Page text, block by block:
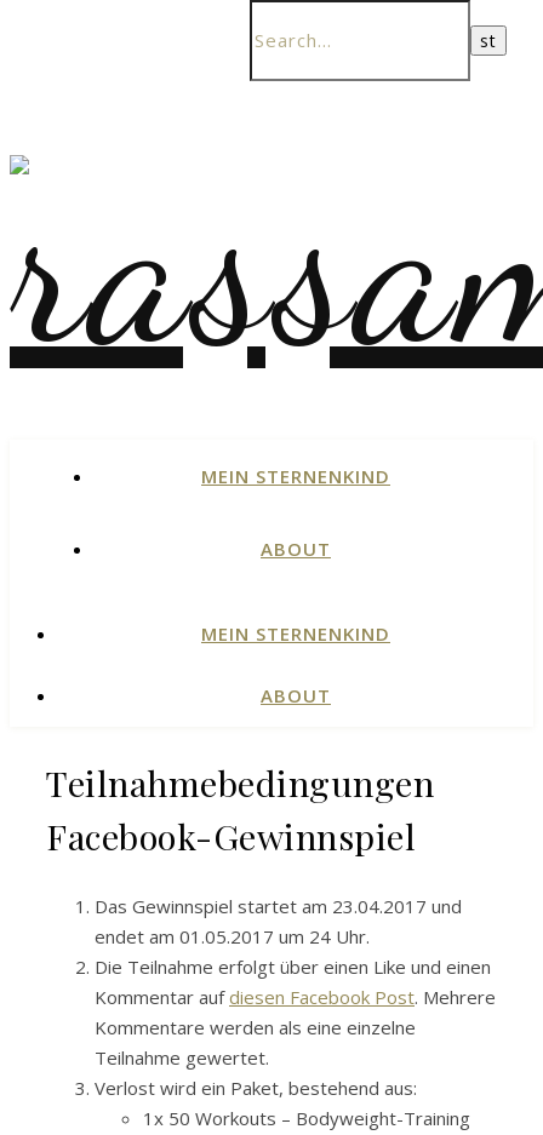
MEIN STERNENKIND
ABOUT
MEIN STERNENKIND
ABOUT
Teilnahmebedingungen
Facebook-Gewinnspiel
Das Gewinnspiel startet am 23.04.2017 und
endet am 01.05.2017 um 24 Uhr.
Die Teilnahme erfolgt über einen Like und einen
Kommentar aufdiesen Facebook Post. Mehrere
Kommentare werden als eine einzelne
Teilnahme gewertet.
Verlost wird ein Paket, bestehend aus:
1x 50 Workouts – Bodyweight-Training